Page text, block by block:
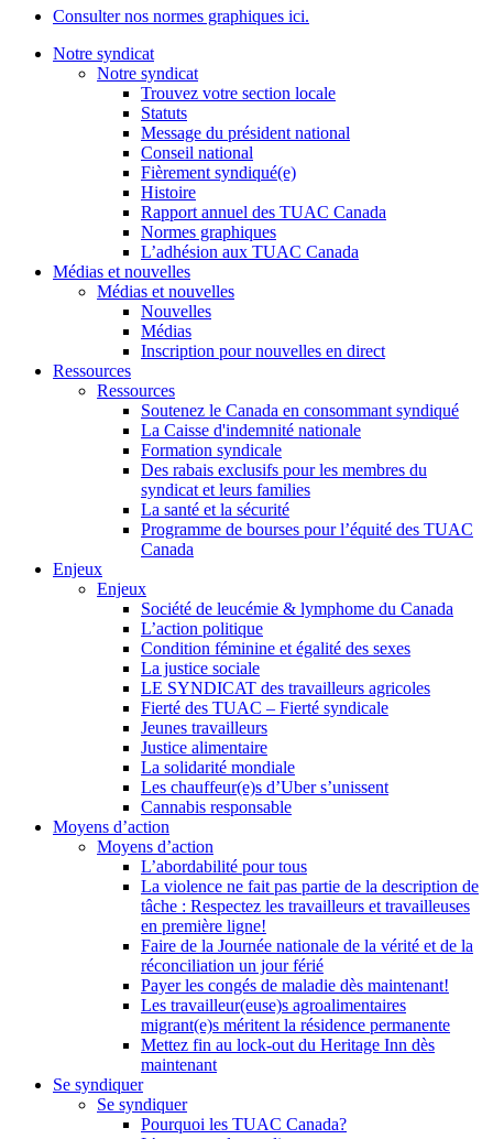
Consulter nos normes graphiques ici.
Notre syndicat
Notre syndicat
Trouvez votre section locale
Statuts
Message du président national
Conseil national
Fièrement syndiqué(e)
Histoire
Rapport annuel des TUAC Canada
Normes graphiques
L’adhésion aux TUAC Canada
Médias et nouvelles
Médias et nouvelles
Nouvelles
Médias
Inscription pour nouvelles en direct
Ressources
Ressources
Soutenez le Canada en consommant syndiqué
La Caisse d'indemnité nationale
Formation syndicale
Des rabais exclusifs pour les membres du
syndicat et leurs families
La santé et la sécurité
Programme de bourses pour l’équité des TUAC
Canada
Enjeux
Enjeux
Société de leucémie & lymphome du Canada
L’action politique
Condition féminine et égalité des sexes
La justice sociale
LE SYNDICAT des travailleurs agricoles
Fierté des TUAC – Fierté syndicale
Jeunes travailleurs
Justice alimentaire
La solidarité mondiale
Les chauffeur(e)s d’Uber s’unissent
Cannabis responsable
Moyens d’action
Moyens d’action
L’abordabilité pour tous
La violence ne fait pas partie de la description de
tâche : Respectez les travailleurs et travailleuses
en première ligne!
Faire de la Journée nationale de la vérité et de la
réconciliation un jour férié
Payer les congés de maladie dès maintenant!
Les travailleur(euse)s agroalimentaires
migrant(e)s méritent la résidence permanente
Mettez fin au lock-out du Heritage Inn dès
maintenant
Se syndiquer
Se syndiquer
Pourquoi les TUAC Canada?